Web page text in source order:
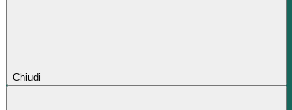
Chiudi